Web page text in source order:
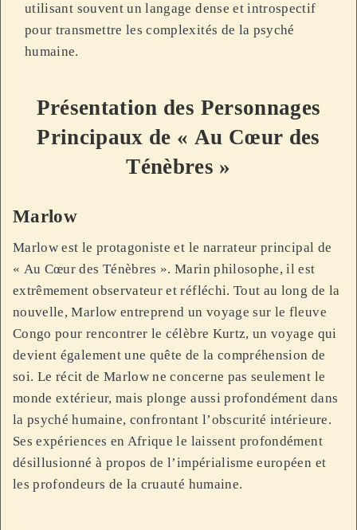
utilisant souvent un langage dense et introspectif
pour transmettre les complexités de la psyché
humaine.
Présentation des Personnages
Principaux de « Au Cœur des
Ténèbres »
Marlow
Marlow est le protagoniste et le narrateur principal de
« Au Cœur des Ténèbres ». Marin philosophe, il est
extrêmement observateur et réfléchi. Tout au long de la
nouvelle, Marlow entreprend un voyage sur le fleuve
Congo pour rencontrer le célèbre Kurtz, un voyage qui
devient également une quête de la compréhension de
soi. Le récit de Marlow ne concerne pas seulement le
monde extérieur, mais plonge aussi profondément dans
la psyché humaine, confrontant l’obscurité intérieure.
Ses expériences en Afrique le laissent profondément
désillusionné à propos de l’impérialisme européen et
les profondeurs de la cruauté humaine.